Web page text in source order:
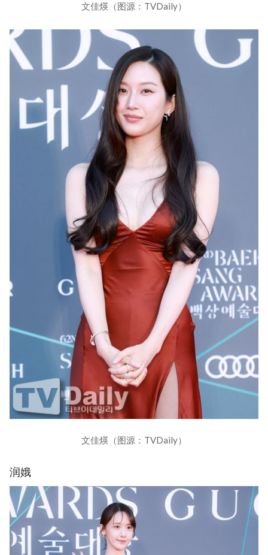
文佳煐（图源：TVDaily）
文佳煐（图源：TVDaily）
润娥